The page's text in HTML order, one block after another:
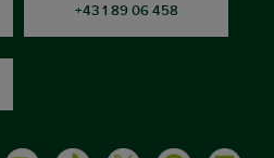
+43 1 89 06 458